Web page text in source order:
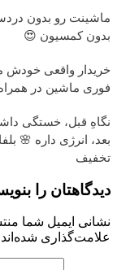
ماشینت رو بدون
بدون کمسیون 😍
خریدار واقعی خودش
فوری ماشین در
نگاهِ قبل، خستگی
تخفیف
دیدگاهتان را
نشانی ایمیل شما
علامت‌گذاری شده‌اند